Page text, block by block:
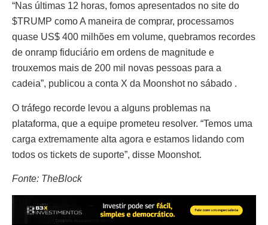
“Nas últimas 12 horas, fomos apresentados no site do
$TRUMP como A maneira de comprar, processamos
quase US$ 400 milhões em volume, quebramos recordes
de onramp fiduciário em ordens de magnitude e
trouxemos mais de 200 mil novas pessoas para a
cadeia”, publicou a conta X da Moonshot no sábado .
O tráfego recorde levou a alguns problemas na
plataforma, que a equipe prometeu resolver. “Temos uma
carga extremamente alta agora e estamos lidando com
todos os tickets de suporte”, disse Moonshot.
Fonte: TheBlock